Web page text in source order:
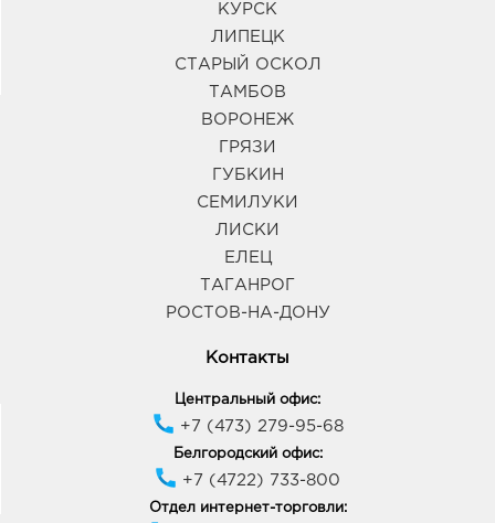
КУРСК
ЛИПЕЦК
СТАРЫЙ ОСКОЛ
ТАМБОВ
ВОРОНЕЖ
ГРЯЗИ
ГУБКИН
СЕМИЛУКИ
ЛИСКИ
ЕЛЕЦ
ТАГАНРОГ
РОСТОВ-НА-ДОНУ
Контакты
Центральный офис:
+7 (473) 279-95-68
Белгородский офис:
+7 (4722) 733-800
Отдел интернет-торговли: